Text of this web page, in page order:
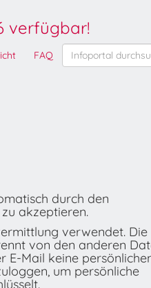
verfügbar!
FAQ
durch den
akzeptieren.
verwendet. Die
von den anderen
E-Mail keine
um persönliche